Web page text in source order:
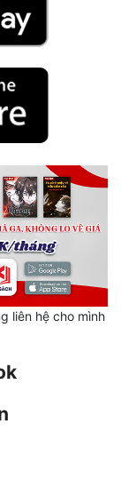
liên hệ cho mình